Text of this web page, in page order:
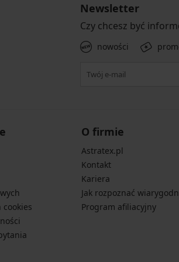
Newsletter
Czy chcesz być
nowości
O firmie
Astratex.pl
Kontakt
Kariera
Jak rozpoznać
Program afiliacyjny